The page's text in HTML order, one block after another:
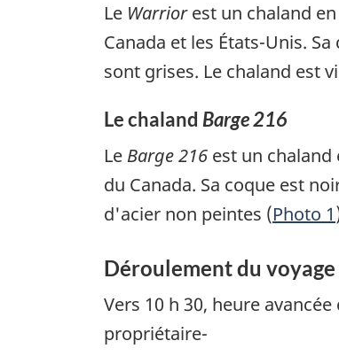
Le Warriorest un chaland
Canada et les États-Unis.
sont grises. Le chaland est
Le chaland Barge 216
Le Barge 216 est un
du Canada. Sa coque est
d'acier non peintes (Photo 1
Déroulement du voyage
Vers 10 h 30, heure
propriétaire-